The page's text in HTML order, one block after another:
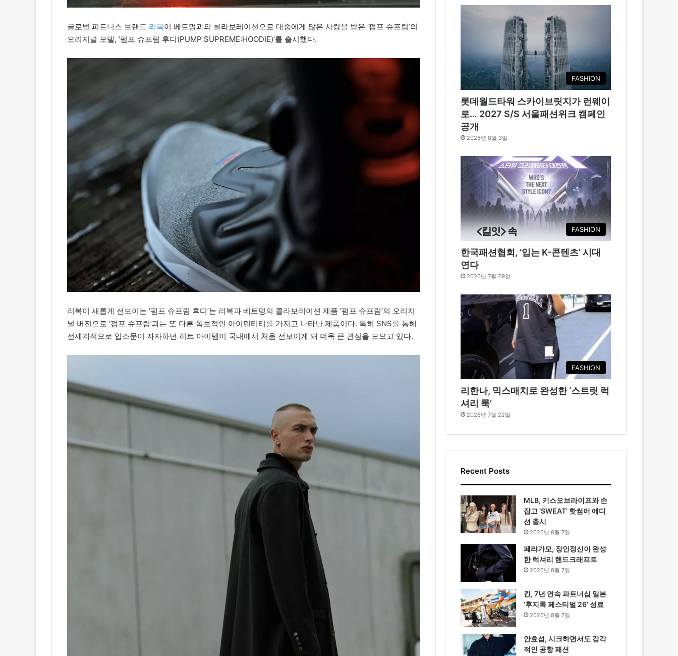
글로벌 피트니스 브랜드 리복이 베트멍과의 콜라보레이션으로 대중에게 많은 사랑을 받은 ‘펌프 슈프림’의
오리지널 모델, ‘펌프 슈프림 후디(PUMP SUPREME:HOODIE)’를 출시했다.
리복이 새롭게 선보이는 ‘펌프 슈프림 후디’는 리복과 베트멍의 콜라보레이션 제품 ‘펌프 슈프림’의 오리지
널 버전으로 ‘펌프 슈프림’과는 또 다른 독보적인 아이덴티티를 가지고 나타난 제품이다. 특히 SNS를 통해
전세계적으로 입소문이 자자하던 히트 아이템이 국내에서 처음 선보이게 돼 더욱 큰 관심을 모으고 있다.
FASHION
롯데월드타워 스카이브릿지가 런웨이
로… 2027 S/S 서울패션위크 캠페인
공개
2026년 8월 3일
FASHION
한국패션협회, ‘입는 K-콘텐츠’ 시대
연다
2026년 7월 29일
FASHION
리한나, 믹스매치로 완성한 ‘스트릿 럭
셔리 룩’
2026년 7월 22일
Recent Posts
MLB, 키스오브라이프와 손
잡고 ‘SWEAT’ 핫썸머 에디
션 출시
2026년 8월 7일
페라가모, 장인정신이 완성
한 럭셔리 핸드크래프트
2026년 8월 7일
킨, 7년 연속 파트너십 일본
‘후지록 페스티벌 26’ 성료
2026년 8월 7일
안효섭, 시크하면서도 감각
적인 공항 패션